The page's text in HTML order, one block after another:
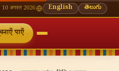
— भाद्रपद शुक्ल चतुर्थी⛩ काशी विश्वनाथ —
10 अगस्त 2026 English తెలుగు
पाएँ